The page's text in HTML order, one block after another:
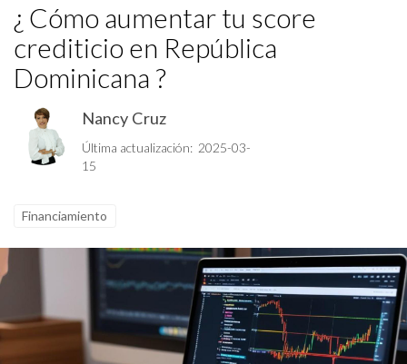
¿ Cómo aumentar tu score
crediticio en República
Dominicana ?
Nancy Cruz
Última actualización: 2025-03-
15
Financiamiento